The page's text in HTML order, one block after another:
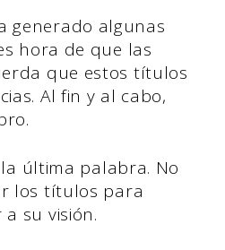
generado algunas
hora de que las
que estos títulos
Al fin y al cabo,
última palabra. No
los títulos para
su visión.